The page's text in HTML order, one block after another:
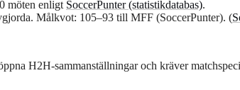
möten enligt SoccerPunter (statistikdatabas).
Målkvot: 105–93 till MFF (SoccerPunter). (
H2H-sammanställningar och kräver